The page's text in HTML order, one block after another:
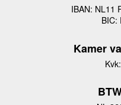
IBAN: NL11
BIC:
Kamer